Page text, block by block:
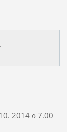
2014 o 7.00